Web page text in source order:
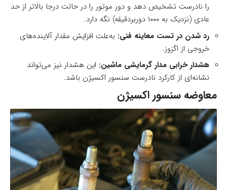
را نادرست تشخیص دهد و دور موتور را در حالت درجا بالاتر از حد
عادی (نزدیک به ۱۰۰۰ دوربردقیقه) نگه دارد.
رد شدن در تست معاینه فنی: به‌علت افزایش مقدار آلاینده‌های
خروجی از اگزوز.
هشدار خرابی مدار گرمایشی ماشین: این هشدار نیز می‌تواند
نشانه‌ای از کارکرد نادرست سنسور اکسیژن باشد.
معاوضه سنسور اکسیژن